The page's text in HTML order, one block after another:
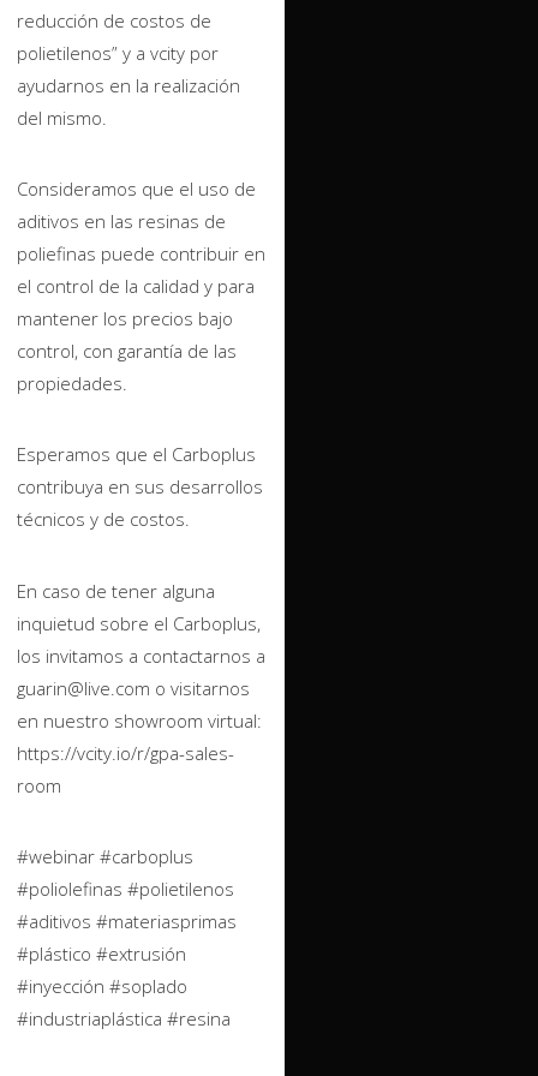
reducción de costos de
polietilenos” y a vcity por
ayudarnos en la realización
del mismo.
Consideramos que el uso de
aditivos en las resinas de
poliefinas puede contribuir en
el control de la calidad y para
mantener los precios bajo
control, con garantía de las
propiedades.
Esperamos que el Carboplus
contribuya en sus desarrollos
técnicos y de costos.
En caso de tener alguna
inquietud sobre el Carboplus,
los invitamos a contactarnos a
guarin@live.com o visitarnos
en nuestro showroom virtual:
https://vcity.io/r/gpa-sales-
room
#webinar #carboplus
#poliolefinas #polietilenos
#aditivos #materiasprimas
#plástico #extrusión
#inyección #soplado
#industriaplástica #resina